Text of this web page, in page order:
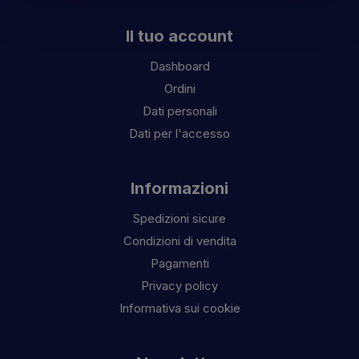
Il tuo account
Dashboard
Ordini
Dati personali
Dati per l'accesso
Informazioni
Spedizioni sicure
Condizioni di vendita
Pagamenti
Privacy policy
Informativa sui cookie